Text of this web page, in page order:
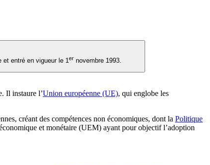
et entré en vigueur le 1er novembre 1993.
Il instaure l’Union européenne (UE), qui englobe les
créant des compétences non économiques, dont la Politique
et monétaire (UEM) ayant pour objectif l’adoption